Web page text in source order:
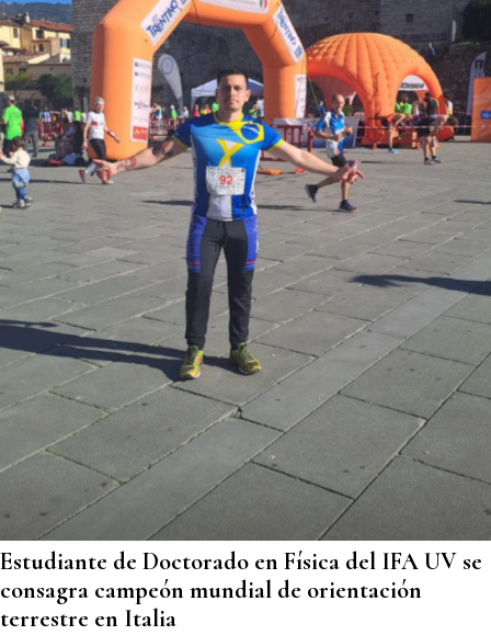
Estudiante de Doctorado en Física del IFA UV se
consagra campeón mundial de orientación
terrestre en Italia